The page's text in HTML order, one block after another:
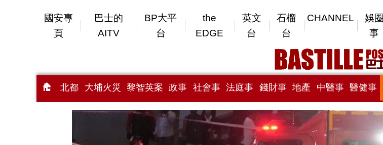
國安專
頁
巴士的
AITV
BP大平
台
the
EDGE
英文
台
石榴
台
CHANNEL
娛圈
事
北都 大埔火災 黎智英案 政事 社會事 法庭事 錢財事 地產 中醫事 醫健事